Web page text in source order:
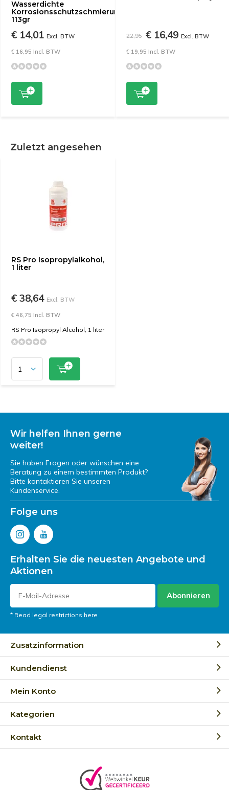
Wasserdichte
Korrosionsschutzschmierung/4oz-
113gr
€ 14,01 Excl. BTW
€ 16,95 Incl. BTW
22,95 € 16,49 Excl. BTW
€ 19,95 Incl. BTW
Zuletzt angesehen
RS Pro Isopropylalkohol,
1 liter
€ 38,64 Excl. BTW
€ 46,75 Incl. BTW
RS Pro Isopropyl Alcohol, 1 liter
Wir helfen Ihnen gerne
weiter!
Sie haben Fragen oder wünschen eine
Beratung zu einem bestimmten Produkt?
Bitte kontaktieren Sie unseren
Kundenservice.
Folge uns
Erhalten Sie die neuesten Angebote und
Aktionen
Abonnieren
* Read legal restrictions here
Zusatzinformation
Kundendienst
Mein Konto
Kategorien
Kontakt